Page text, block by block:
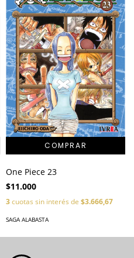
One Piece 23
$11.000
3cuotas sin interés de $3.666,67
SAGA ALABASTA